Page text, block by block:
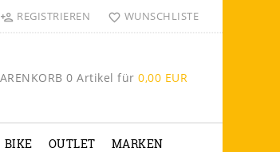
REGISTRIEREN WUNSCHLISTE
0 Artikel für 0,00 EUR
BIKE OUTLET MARKEN